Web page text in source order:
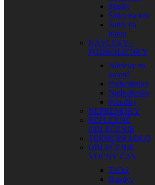
Masky
Šatky na krk
Šatky na
hlavu
NÁVLEKY –
PODKOLIENKY
Návleky na
kolená
Podkolienky
Nadkolienky
Ponožky
NEPREMOKY
REFLEXNÉ
OBLEČENIE
TERMOPRÁDLO
OBLEČENIE
VOĽNÝ ČAS
Tričká
Bundy /